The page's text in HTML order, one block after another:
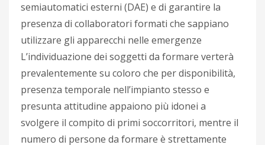
semiautomatici esterni (DAE) e di garantire la
presenza di collaboratori formati che sappiano
utilizzare gli apparecchi nelle emergenze
L’individuazione dei soggetti da formare verterà
prevalentemente su coloro che per disponibilità,
presenza temporale nell’impianto stesso e
presunta attitudine appaiono più idonei a
svolgere il compito di primi soccorritori, mentre il
numero di persone da formare è strettamente